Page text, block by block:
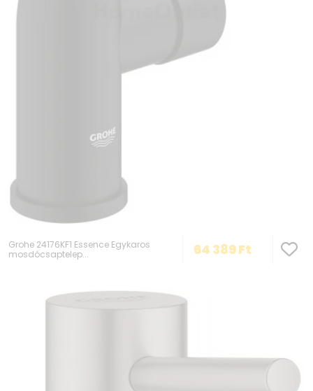
Grohe 24176KF1 Essence Egykaros
mosdócsaptelep...
64 389Ft